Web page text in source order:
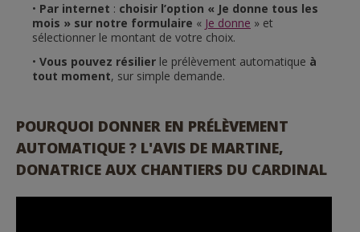
Par internet : choisir l’option « Je donne tous les
mois » sur notre formulaire « Je donne » et
sélectionner le montant de votre choix.
Vous pouvez résilier le prélèvement automatique à
tout moment, sur simple demande.
POURQUOI DONNER EN PRÉLÈVEMENT
AUTOMATIQUE ? L'AVIS DE MARTINE,
DONATRICE AUX CHANTIERS DU CARDINAL